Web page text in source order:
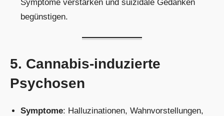
Symptome verstärken und suizidale Gedanken
begünstigen.
5. Cannabis-induzierte
Psychosen
Symptome: Halluzinationen, Wahnvorstellungen,